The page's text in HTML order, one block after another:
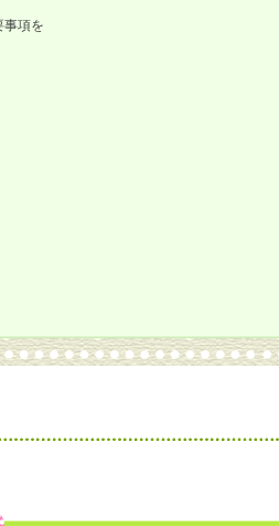
事項を